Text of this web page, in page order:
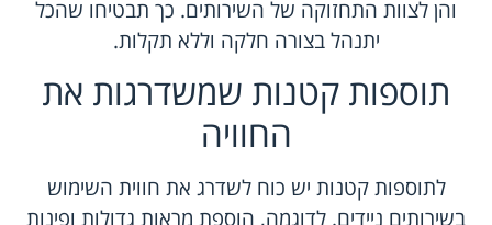
והן לצוות התחזוקה של השירותים. כך תבטיחו שהכל
יתנהל בצורה חלקה וללא תקלות.
תוספות קטנות שמשדרגות את
החוויה
לתוספות קטנות יש כוח לשדרג את חווית השימוש
בשירותים ניידים. לדוגמה, הוספת מראות גדולות ופינות